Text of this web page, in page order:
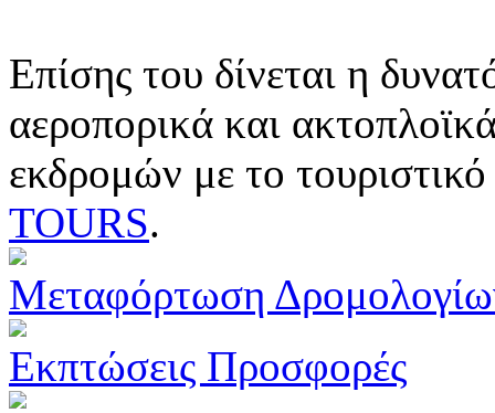
Επίσης του δίνεται η
αεροπορικά και
εκδρομών με το
TOURS.
Μεταφόρτωση
Εκπτώσεις Προσφορές